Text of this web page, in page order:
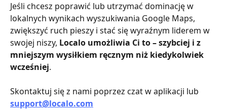
Jeśli chcesz poprawić lub utrzymać dominację w
lokalnych wynikach wyszukiwania Google Maps,
zwiększyć ruch pieszy i stać się wyraźnym liderem w
swojej niszy, Localo umożliwia Ci to – szybciej i z
mniejszym wysiłkiem ręcznym niż kiedykolwiek
wcześniej.
Skontaktuj się z nami poprzez czat w aplikacji lub
support@localo.com